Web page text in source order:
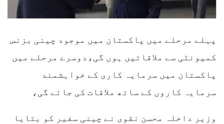
‎‎‎‎پہلے مرحلے میں پاکستان میں موجود چینی بزنس
کمیونٹی سے ملاقاتیں ہوں گی،دوسرے مرحلے میں
پاکستان میں سرمایہ کاری کے خواہشمند
سرمایہ کاروں کے ساتھ ملاقات کی جائے گی،
‎‎‎وزیر داخلہ محسن نقوی نے چینی سفیر کو بتایا